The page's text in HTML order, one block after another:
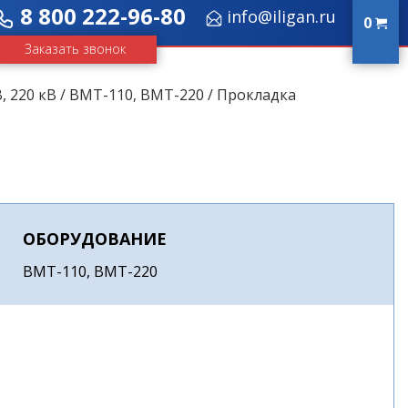
8 800 222-96-80
Заказать звонок
info@iligan.ru 0
220 кВ / ВМТ-110, ВМТ-220 / Прокладка
ОБОРУДОВАНИЕ
ВМТ-110, ВМТ-220